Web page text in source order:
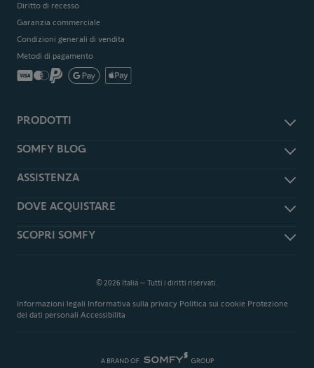
PRODOTTI
Accessori e ricambi
Smart Home
Garage
Cancelli
SOMFY BLOG
Somfy Magazine
ASSISTENZA
Assistenza
Downloads
DOVE ACQUISTARE
Rivenditori Somfy Expert
SCOPRI SOMFY
Installatori Somfy EXPERT
Sviluppo sostenibile
Diritto di recesso
Garanzia commerciale
Condizioni generali di vendita
Metodi di pagamento
© 2026 Italia – Tutti i diritti riservati.
Informazioni legali Informativa sulla privacy Politica sui cookie Protezione
dei dati personali Accessibilita